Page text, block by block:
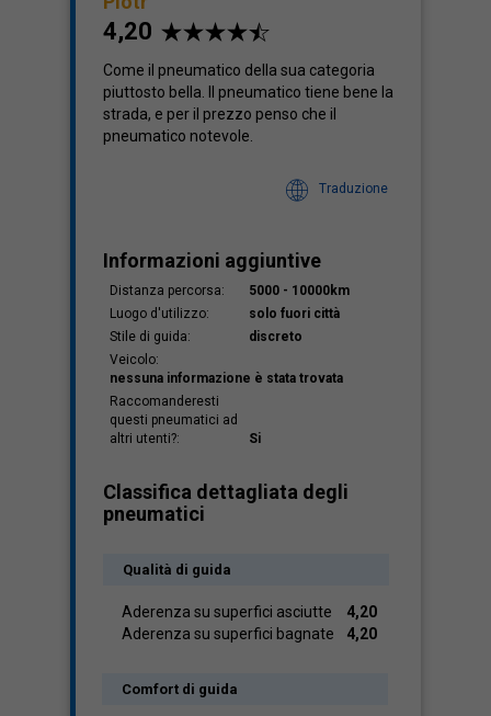
4,20
Come il pneumatico della sua categoria
piuttosto bella. Il pneumatico tiene bene la
strada, e per il prezzo penso che il
pneumatico notevole.
Traduzione
Informazioni aggiuntive
Distanza percorsa:
5000 - 10000km
Luogo d'utilizzo:
solo fuori città
Stile di guida:
discreto
Veicolo:
nessuna informazione è stata trovata
Raccomanderesti
questi pneumatici ad
altri utenti?:
Si
Classifica dettagliata degli
pneumatici
Qualità di guida
Aderenza su superfici asciutte
4,20
Aderenza su superfici bagnate
4,20
Comfort di guida